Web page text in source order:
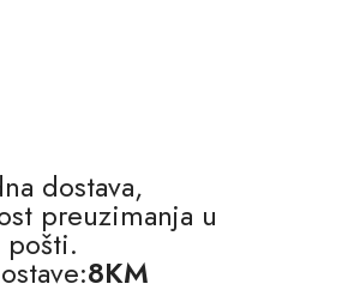
dostava,
preuzimanja u
8KM